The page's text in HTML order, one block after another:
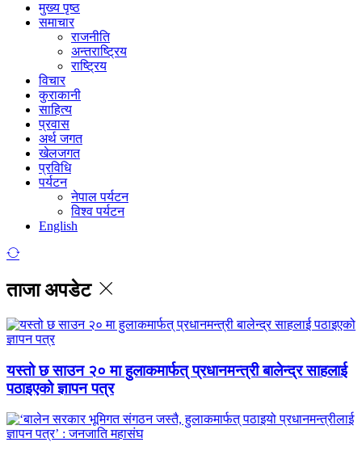
मुख्य पृष्ठ
समाचार
राजनीति
अन्तराष्ट्रिय
राष्ट्रिय
विचार
कुराकानी
साहित्य
प्रवास
अर्थ जगत
खेलजगत
प्रविधि
पर्यटन
नेपाल पर्यटन
विश्व पर्यटन
English
ताजा अपडेट
यस्तो छ साउन २० मा हुलाकमार्फत् प्रधानमन्त्री बालेन्द्र साहलाई
पठाइएको ज्ञापन पत्र